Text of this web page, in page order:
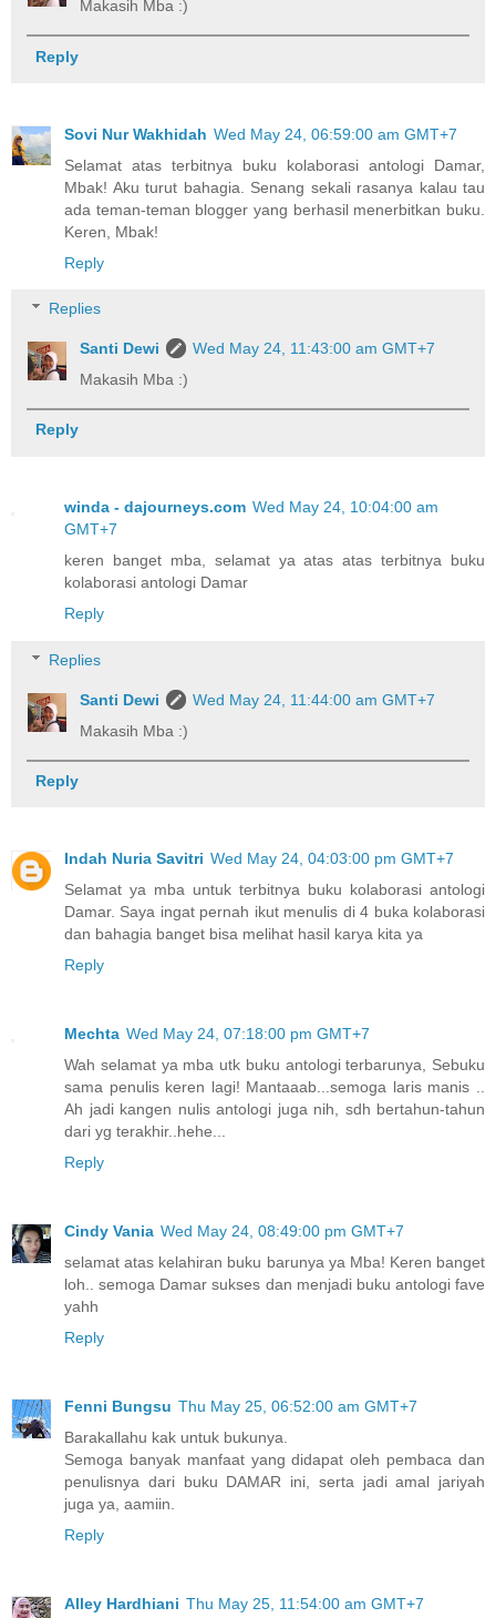
Makasih Mba :)
Reply
Sovi Nur Wakhidah Wed May 24, 06:59:00 am GMT+7
Selamat atas terbitnya buku kolaborasi antologi Damar,
Mbak! Aku turut bahagia. Senang sekali rasanya kalau tau
ada teman-teman blogger yang berhasil menerbitkan buku.
Keren, Mbak!
Reply
Replies
Santi Dewi
Wed May 24, 11:43:00 am GMT+7
Makasih Mba :)
Reply
winda - dajourneys.com Wed May 24, 10:04:00 am
GMT+7
keren banget mba, selamat ya atas atas terbitnya buku
kolaborasi antologi Damar
Reply
Replies
Santi Dewi
Wed May 24, 11:44:00 am GMT+7
Makasih Mba :)
Reply
Indah Nuria Savitri Wed May 24, 04:03:00 pm GMT+7
Selamat ya mba untuk terbitnya buku kolaborasi antologi
Damar. Saya ingat pernah ikut menulis di 4 buka kolaborasi
dan bahagia banget bisa melihat hasil karya kita ya
Reply
Mechta Wed May 24, 07:18:00 pm GMT+7
Wah selamat ya mba utk buku antologi terbarunya, Sebuku
sama penulis keren lagi! Mantaaab...semoga laris manis ..
Ah jadi kangen nulis antologi juga nih, sdh bertahun-tahun
dari yg terakhir..hehe...
Reply
Cindy Vania Wed May 24, 08:49:00 pm GMT+7
selamat atas kelahiran buku barunya ya Mba! Keren banget
loh.. semoga Damar sukses dan menjadi buku antologi fave
yahh
Reply
Fenni Bungsu Thu May 25, 06:52:00 am GMT+7
Barakallahu kak untuk bukunya.
Semoga banyak manfaat yang didapat oleh pembaca dan
penulisnya dari buku DAMAR ini, serta jadi amal jariyah
juga ya, aamiin.
Reply
Alley Hardhiani Thu May 25, 11:54:00 am GMT+7